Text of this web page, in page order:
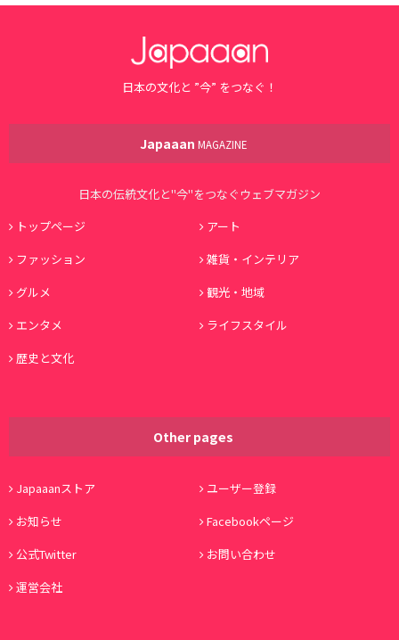
日本の文化と ”今” をつなぐ！
Japaaan MAGAZINE
日本の伝統文化と"今"をつなぐウェブマガジン
トップページ
アート
ファッション
雑貨・インテリア
グルメ
観光・地域
エンタメ
ライフスタイル
歴史と文化
Other pages
Japaaanストア
ユーザー登録
お知らせ
Facebookページ
公式Twitter
お問い合わせ
運営会社